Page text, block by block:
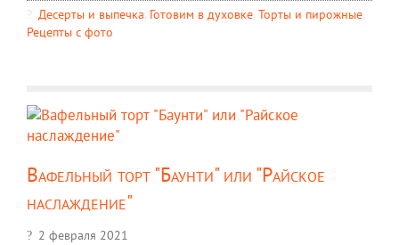
Десерты и выпечка, Готовим в духовке, Торты и пирожные,
Рецепты c фото
Вафельный торт "Баунти" или "Райское
наслаждение"
2 февраля 2021